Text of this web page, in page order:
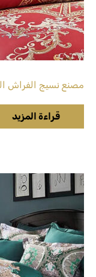
مصنع نسيج الفراش
قراءة المزيد